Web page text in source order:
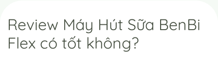
Review Máy Hút Sữa BenBi
Flex có tốt không?